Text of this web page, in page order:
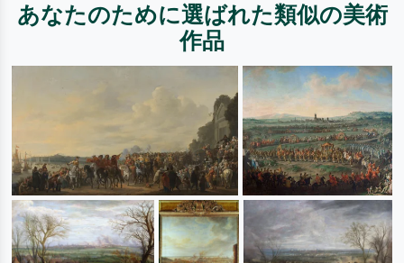
あなたのために選ばれた類似の美術
作品